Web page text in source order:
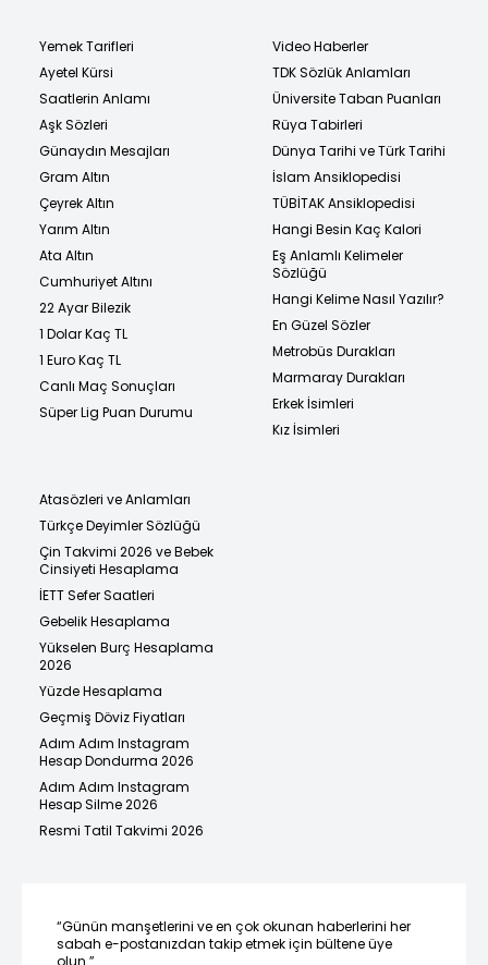
Yemek Tarifleri
Ayetel Kürsi
Saatlerin Anlamı
Aşk Sözleri
Günaydın Mesajları
Gram Altın
Çeyrek Altın
Yarım Altın
Ata Altın
Cumhuriyet Altını
22 Ayar Bilezik
1 Dolar Kaç TL
1 Euro Kaç TL
Canlı Maç Sonuçları
Süper Lig Puan Durumu
Video Haberler
TDK Sözlük Anlamları
Üniversite Taban Puanları
Rüya Tabirleri
Dünya Tarihi ve Türk Tarihi
İslam Ansiklopedisi
TÜBİTAK Ansiklopedisi
Hangi Besin Kaç Kalori
Eş Anlamlı Kelimeler
Sözlüğü
Hangi Kelime Nasıl Yazılır?
En Güzel Sözler
Metrobüs Durakları
Marmaray Durakları
Erkek İsimleri
Kız İsimleri
Atasözleri ve Anlamları
Türkçe Deyimler Sözlüğü
Çin Takvimi 2026 ve Bebek
Cinsiyeti Hesaplama
İETT Sefer Saatleri
Gebelik Hesaplama
Yükselen Burç Hesaplama
2026
Yüzde Hesaplama
Geçmiş Döviz Fiyatları
Adım Adım Instagram
Hesap Dondurma 2026
Adım Adım Instagram
Hesap Silme 2026
Resmi Tatil Takvimi 2026
“Günün manşetlerini ve en çok okunan haberlerini her
sabah e-postanızdan takip etmek için bültene üye
olun.”